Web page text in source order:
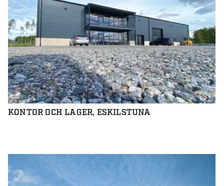
KONTOR OCH LAGER, ESKILSTUNA